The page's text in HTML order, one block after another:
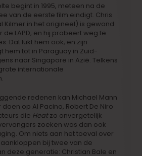
begint in 1995, meteen na de
van de eerste film eindigt. Chris
Kilmer in het origineel) is gewond
LAPD, en hij probeert weg te
Dat lukt hem ook, en zijn
hem tot in Paraguay in Zuid-
naar Singapore in Azië. Telkens
internationale
redenen kan Michael Mann
op Al Pacino, Robert De Niro
die Heatzo onvergetelijk
zoeken was dan ook
Om niets aan het toeval over
bij twee van de
deze generatie: Christian Bale en